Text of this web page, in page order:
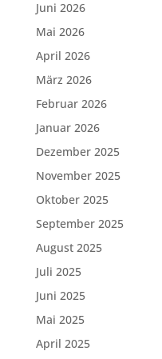
Juni 2026
Mai 2026
April 2026
März 2026
Februar 2026
Januar 2026
Dezember 2025
November 2025
Oktober 2025
September 2025
August 2025
Juli 2025
Juni 2025
Mai 2025
April 2025